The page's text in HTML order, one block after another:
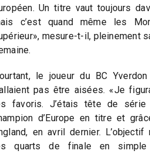
Un titre vaut toujours
c’est quand même les
mesure-t-il, pleinement
le joueur du BC
pas être aisées. «Je
favoris. J’étais tête de
d’Europe en titre et
en avril dernier.
quarts de finale en simple